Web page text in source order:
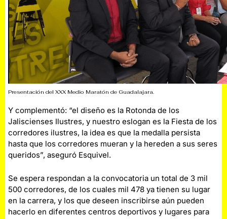
Presentación del XXX Medio Maratón de Guadalajara.
Y complementó: “el diseño es la Rotonda de los
Jaliscienses Ilustres, y nuestro eslogan es la Fiesta de los
corredores ilustres, la idea es que la medalla persista
hasta que los corredores mueran y la hereden a sus seres
queridos”, aseguró Esquivel.
Se espera respondan a la convocatoria un total de 3 mil
500 corredores, de los cuales mil 478 ya tienen su lugar
en la carrera, y los que deseen inscribirse aún pueden
hacerlo en diferentes centros deportivos y lugares para